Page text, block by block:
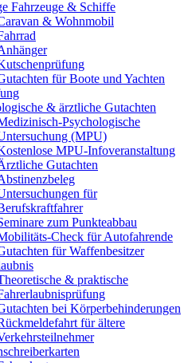
Fahrzeuge & Schiffe
& Wohnmobil
für Boote und Yachten
& ärztliche Gutachten
Psychologische
(MPU)
MPU-Infoveranstaltung
Gutachten
für
zum Punkteabbau
Check für Autofahrende
für Waffenbesitzer
& praktische
bei Körperbehinderungen
für ältere